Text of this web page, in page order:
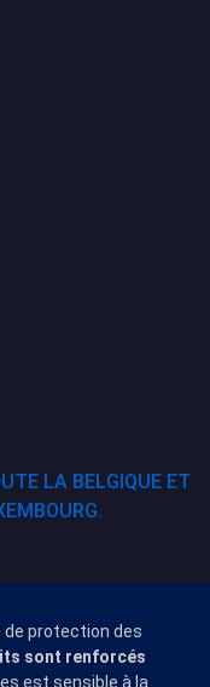
LA BELGIQUE ET
de protection des
sont renforcés
est sensible à la